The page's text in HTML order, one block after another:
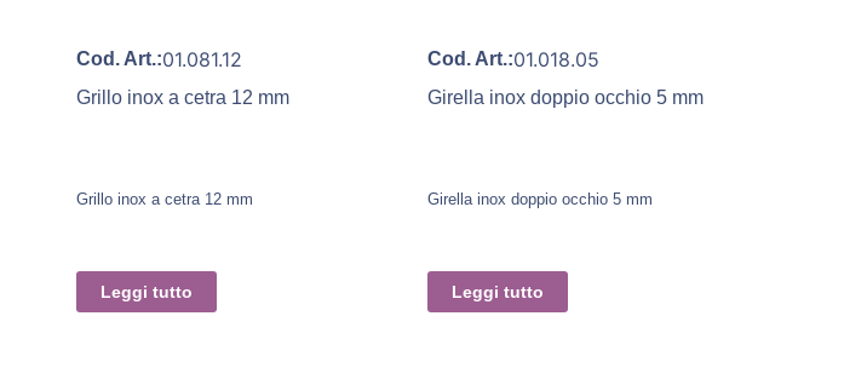
Cod. Art.:01.081.12
Grillo inox a cetra 12 mm
Grillo inox a cetra 12 mm
Leggi tutto
Cod. Art.:01.018.05
Girella inox doppio occhio 5 mm
Girella inox doppio occhio 5 mm
Leggi tutto